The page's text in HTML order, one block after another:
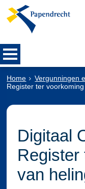
Home Vergunningen
Register ter
Digitaal
Register
van